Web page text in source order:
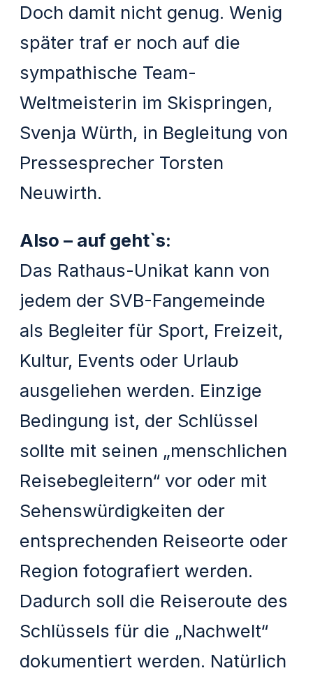
Doch damit nicht genug. Wenig
später traf er noch auf die
sympathische Team-
Weltmeisterin im Skispringen,
Svenja Würth, in Begleitung von
Pressesprecher Torsten
Neuwirth.
Also – auf geht`s:
Das Rathaus-Unikat kann von
jedem der SVB-Fangemeinde
als Begleiter für Sport, Freizeit,
Kultur, Events oder Urlaub
ausgeliehen werden. Einzige
Bedingung ist, der Schlüssel
sollte mit seinen „menschlichen
Reisebegleitern“ vor oder mit
Sehenswürdigkeiten der
entsprechenden Reiseorte oder
Region fotografiert werden.
Dadurch soll die Reiseroute des
Schlüssels für die „Nachwelt“
dokumentiert werden. Natürlich